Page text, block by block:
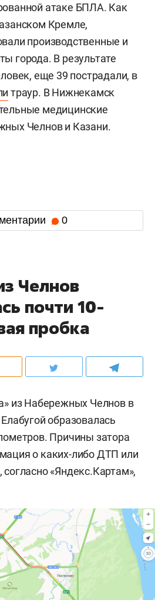
атаке БПЛА. Как
Кремле,
производственные и
города. В результате
еще 39 пострадали, в
траур. В Нижнекамск
медицинские
Челнов и Казани.
0
Челнов
почти 10-
пробка
из Набережных Челнов в
образовалась
Причины затора
о каких-либо ДТП или
«Яндекс.Картам»,